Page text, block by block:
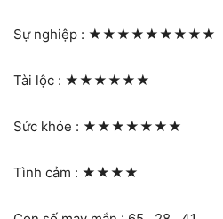
Sự nghiệp : ★★★★★★★★★
Tài lộc : ★★★★★★
Sức khỏe : ★★★★★★★
Tình cảm : ★★★★